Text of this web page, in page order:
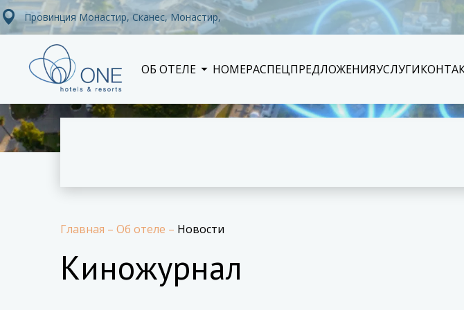
Провинция Монастир, Сканес, Монастир,
ОБ ОТЕЛЕ НОМЕРАСПЕЦПРЕДЛОЖЕНИЯУСЛУГИ
Главная – Об отеле – Новости
Киножурнал